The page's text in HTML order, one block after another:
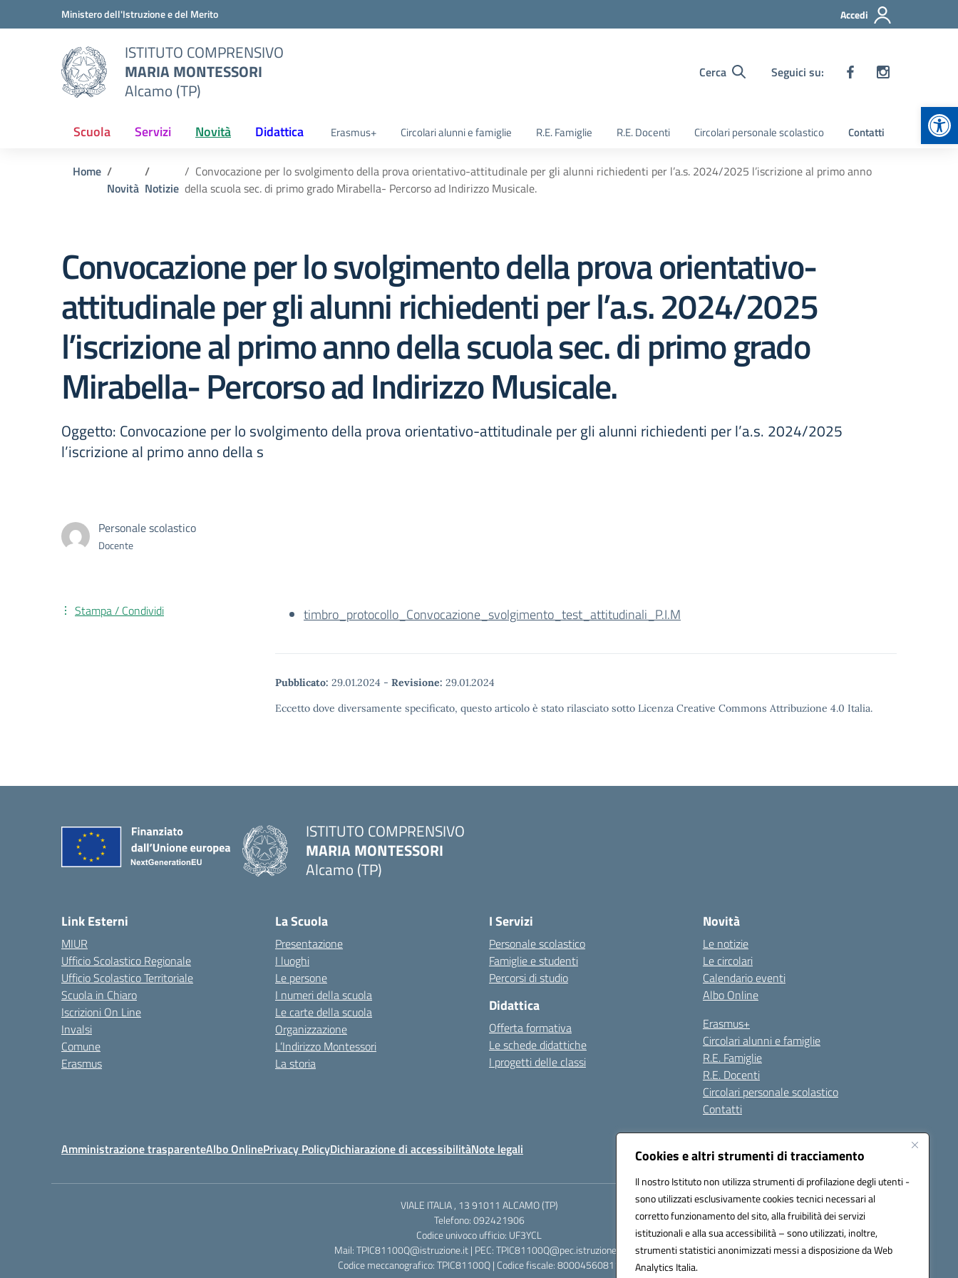
Cookies e altri strumenti di tracciamento
Il nostro Istituto non utilizza strumenti di profilazione degli utenti -
sono utilizzati esclusivamente cookies tecnici necessari al
corretto funzionamento del sito, alla fruibilità dei servizi
istituzionali e alla sua accessibilità – sono utilizzati, inoltre,
strumenti statistici anonimizzati messi a disposizione da Web
Analytics Italia.
Vai ai contenuti
Vai al menu di navigazioneMinistero dell'Istruzione e del Merito Accedi
ISTITUTO COMPRENSIVO
MARIA MONTESSORI
Alcamo (TP)
Cerca Seguici su:
Scuola Servizi Novità Didattica Erasmus+ Circolari alunni e famiglie R.E. Famiglie R.E. Docenti Circolari personale scolastico Contatti
Home
Novità Notizie
Convocazione per lo svolgimento della prova orientativo-attitudinale per gli alunni richiedenti per l’a.s. 2024/2025 l’iscrizione al primo anno
della scuola sec. di primo grado Mirabella- Percorso ad Indirizzo Musicale.
Convocazione per lo svolgimento della prova orientativo-
attitudinale per gli alunni richiedenti per l’a.s. 2024/2025
l’iscrizione al primo anno della scuola sec. di primo grado
Mirabella- Percorso ad Indirizzo Musicale.
Oggetto: Convocazione per lo svolgimento della prova orientativo-attitudinale per gli alunni richiedenti per l’a.s. 2024/2025
l’iscrizione al primo anno della s
Personale scolastico
Docente
timbro_protocollo_Convocazione_svolgimento_test_attitudinali_P.I.M
Pubblicato: 29.01.2024 - Revisione: 29.01.2024
Eccetto dove diversamente specificato, questo articolo è stato rilasciato sotto Licenza Creative Commons Attribuzione 4.0 Italia.
Stampa / Condividi
ISTITUTO COMPRENSIVO
MARIA MONTESSORI
Alcamo (TP)
Link Esterni
MIUR
Ufficio Scolastico Regionale
Ufficio Scolastico Territoriale
Scuola in Chiaro
Iscrizioni On Line
Invalsi
Comune
Erasmus
La Scuola
Presentazione
I luoghi
Le persone
I numeri della scuola
Le carte della scuola
Organizzazione
L’Indirizzo Montessori
La storia
I Servizi
Personale scolastico
Famiglie e studenti
Percorsi di studio
Didattica
Offerta formativa
Le schede didattiche
I progetti delle classi
Novità
Le notizie
Le circolari
Calendario eventi
Albo Online
Erasmus+
Circolari alunni e famiglie
R.E. Famiglie
R.E. Docenti
Circolari personale scolastico
Contatti
Amministrazione trasparenteAlbo OnlinePrivacy PolicyDichiarazione di accessibilitàNote legali Seguici su:
VIALE ITALIA , 13 91011 ALCAMO (TP)
Telefono: 092421906
Codice univoco ufficio: UF3YCL
Mail: TPIC81100Q@istruzione.it | PEC: TPIC81100Q@pec.istruzione.it
Codice meccanografico: TPIC81100Q | Codice fiscale: 80004560811